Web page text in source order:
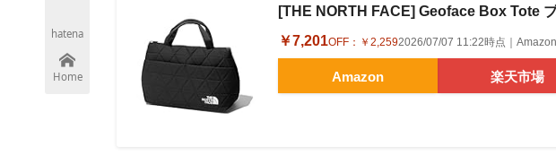
hatena
Home
[THE NORTH FACE] Geoface Box Tote
￥7,201OFF： ￥2,2592026/07/07 11:22時点｜
Amazon 楽天市場